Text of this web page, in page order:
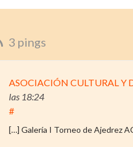
3 pings
ASOCIACIÓN CULTURAL Y
las 18:24
#
[…] Galería I Torneo de Ajedrez